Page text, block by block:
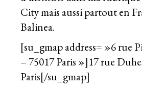
Citymais aussi partout en
Balinea.
[su_gmap address= »6 rue
– 75017 Paris »]17 rue
Paris[/su_gmap]